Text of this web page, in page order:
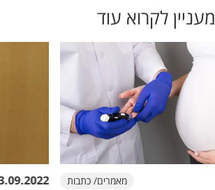
מעניין לקרוא עוד
מאמרים/ כתבות